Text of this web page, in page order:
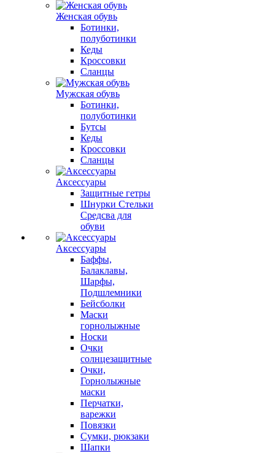
Женская обувь
Ботинки,
полуботинки
Кеды
Кроссовки
Сланцы
Мужская обувь
Ботинки,
полуботинки
Бутсы
Кеды
Кроссовки
Сланцы
Аксессуары
Защитные гетры
Шнурки Стельки
Средсва для
обуви
Аксессуары
Баффы,
Балаклавы,
Шарфы,
Подшлемники
Бейсболки
Маски
горнолыжные
Носки
Очки
солнцезащитные
Очки,
Горнолыжные
маски
Перчатки,
варежки
Повязки
Сумки, рюкзаки
Шапки